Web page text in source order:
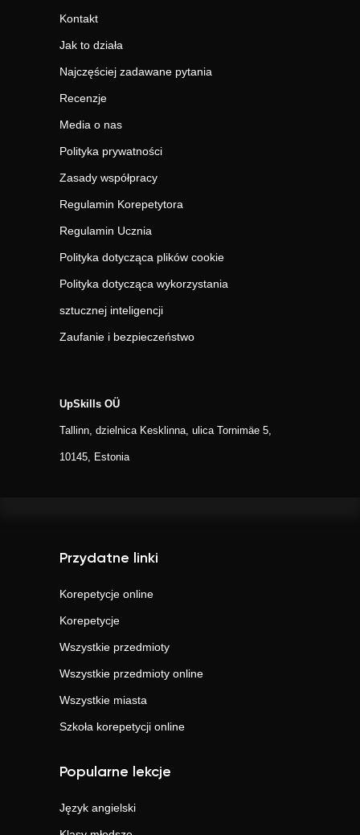
Kontakt
Jak to działa
Najczęściej zadawane pytania
Recenzje
Media o nas
Polityka prywatności
Zasady współpracy
Regulamin Korepetytora
Regulamin Ucznia
Polityka dotycząca plików cookie
Polityka dotycząca wykorzystania
sztucznej inteligencji
Zaufanie i bezpieczeństwo
UpSkills OÜ
Tallinn, dzielnica Kesklinna, ulica Tornimäe 5,
10145, Estonia
Przydatne linki
Korepetycje online
Korepetycje
Wszystkie przedmioty
Wszystkie przedmioty online
Wszystkie miasta
Szkoła korepetycji online
Popularne lekcje
Język angielski